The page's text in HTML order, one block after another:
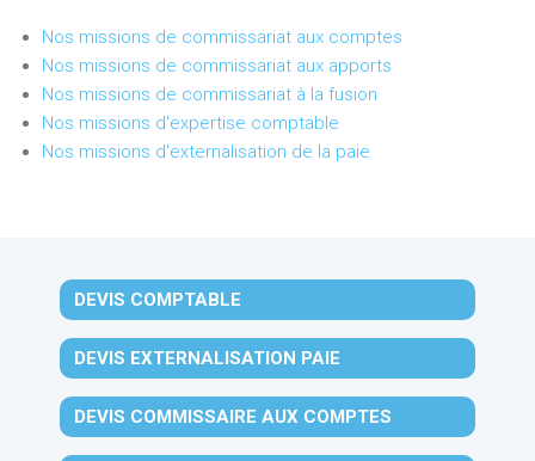
Nos missions de commissariat aux comptes
Nos missions de commissariat aux apports
Nos missions de commissariat à la fusion
Nos missions d'expertise comptable
Nos missions d'externalisation de la paie
DEVIS COMPTABLE
DEVIS EXTERNALISATION PAIE
DEVIS COMMISSAIRE AUX COMPTES